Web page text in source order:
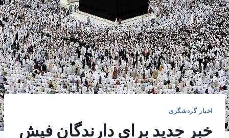
اخبار گردشگری
خبر جدید برای دارندگان فیش